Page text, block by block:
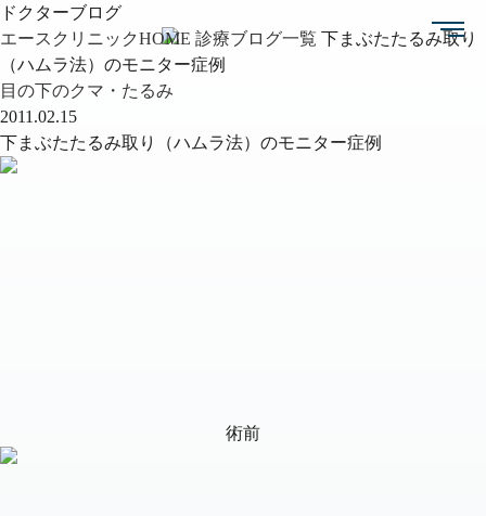
ドクターブログ
エースクリニックHOME 診療ブログ一覧 下まぶたたるみ取り
（ハムラ法）のモニター症例
目の下のクマ・たるみ
2011.02.15
下まぶたたるみ取り（ハムラ法）のモニター症例
術前